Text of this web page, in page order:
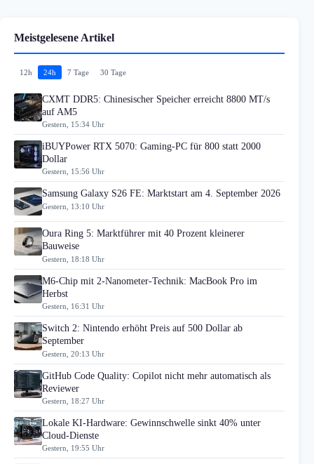
Meistgelesene Artikel
12h 24h 7 Tage 30 Tage
CXMT DDR5: Chinesischer Speicher erreicht 8800 MT/s
auf AM5
Gestern, 15:34 Uhr
iBUYPower RTX 5070: Gaming-PC für 800 statt 2000
Dollar
Gestern, 15:56 Uhr
Samsung Galaxy S26 FE: Marktstart am 4. September 2026
Gestern, 13:10 Uhr
Oura Ring 5: Marktführer mit 40 Prozent kleinerer
Bauweise
Gestern, 18:18 Uhr
M6-Chip mit 2-Nanometer-Technik: MacBook Pro im
Herbst
Gestern, 16:31 Uhr
Switch 2: Nintendo erhöht Preis auf 500 Dollar ab
September
Gestern, 20:13 Uhr
GitHub Code Quality: Copilot nicht mehr automatisch als
Reviewer
Gestern, 18:27 Uhr
Lokale KI-Hardware: Gewinnschwelle sinkt 40% unter
Cloud-Dienste
Gestern, 19:55 Uhr